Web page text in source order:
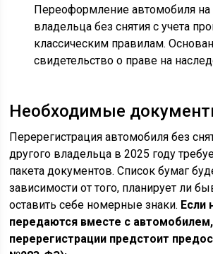
Переоформление автомобиля на
владельца без снятия с учета
классическим правилам.
свидетельство о праве на
Необходимые
Перерегистрация автомобиля без
другого владельца в 2025 году
пакета документов. Список бумаг
зависимости от того, планирует ли
оставить себе номерные знаки. Если
передаются вместе с
перерегистрации предстоит